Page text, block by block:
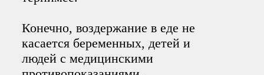
Конечно, воздержание в еде не
касается беременных, детей и
людей с медицинскими